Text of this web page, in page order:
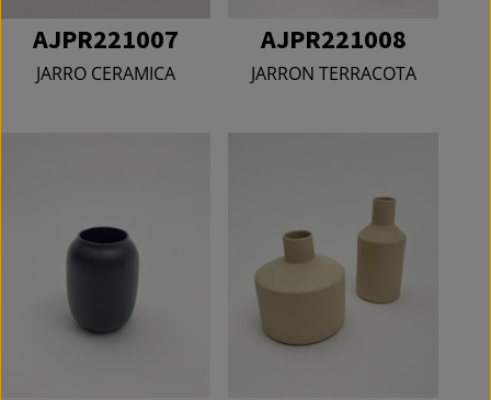
AJPR221007
JARRO CERAMICA
AJPR221008
JARRON TERRACOTA